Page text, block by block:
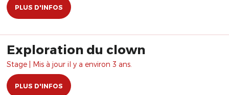
PLUS D'INFOS
Exploration du clown
Stage | Mis à jour il y a environ 3 ans.
PLUS D'INFOS